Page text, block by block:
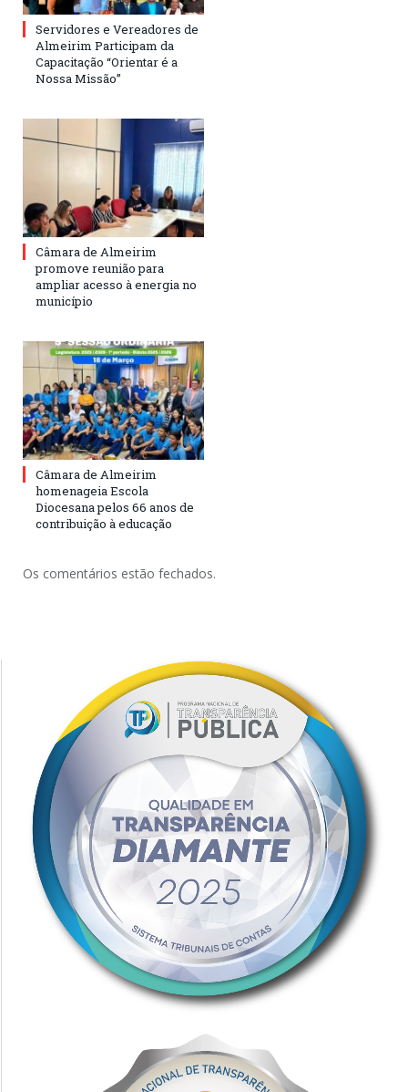
Servidores e Vereadores de
Almeirim Participam da
Capacitação “Orientar é a
Nossa Missão”
Câmara de Almeirim
promove reunião para
ampliar acesso à energia no
município
Câmara de Almeirim
homenageia Escola
Diocesana pelos 66 anos de
contribuição à educação
Os comentários estão fechados.